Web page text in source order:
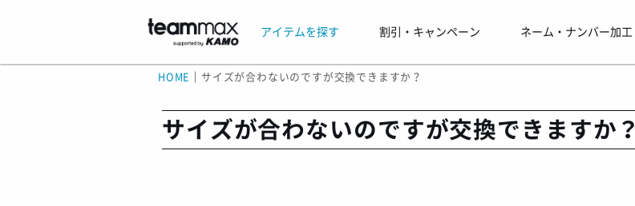
アイテムを探す 割引・キャンペーン ネーム・ナンバー加工
HOME ｜サイズが合わないのですが交換できますか？
サイズが合わないのですが交換できますか？